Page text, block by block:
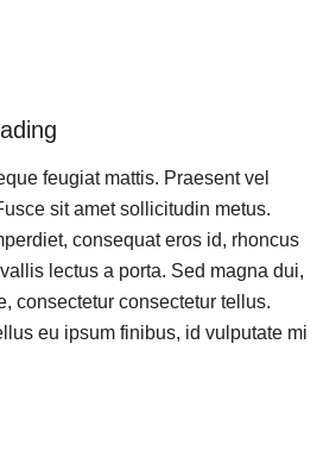
feugiat mattis. Praesent vel
sit amet sollicitudin metus.
consequat eros id, rhoncus
lectus a porta. Sed magna dui,
consectetur consectetur tellus.
eu ipsum finibus, id vulputate mi